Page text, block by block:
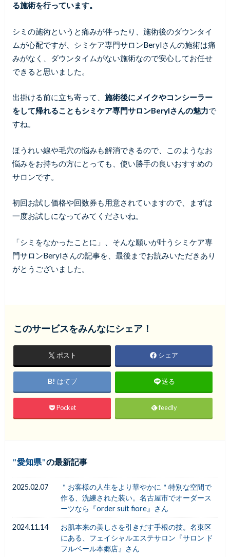
る施術を行っています。
シミの施術というと痛みが伴ったり、施術後のダウンタイ
ムが心配ですが、シミケア専門サロンBerylさんの施術は痛
みがなく、ダウンタイムがない施術なので安心してお任せ
できると思いました。
出掛ける前に立ち寄って、 施術後にメイクやコンシーラー
をして帰れることもシミケア専門サロンBerylさんの魅力で
すね。
ほうれい線や毛穴の悩みも解消できるので、このようなお
悩みをお持ちの方にとっても、使い勝手の良いおすすめの
サロンです。
初回お試し価格や回数券も用意されていますので、まずは
一度お試しになってみてくださいね。
「シミをなかったことに」、そんな願いが叶うシミケア専
門サロンBerylさんの記事を、最後までお読みいただきあり
がとうございました。
このサービスをみんなにシェア！
ポスト シェア
はてブ 送る
Pocket feedly
愛知県 の最新記事
2025.02.07
＂お客様の人生をより華やかに＂特別な空間で
作る、洗練された装い。名古屋市でオーダース
ーツなら『order suit fiore』さん
2024.11.14
お肌本来の美しさを引きだす手根の技。名東区
にある、フェイシャルエステサロン『サロン ド
フルベール本郷店』さん